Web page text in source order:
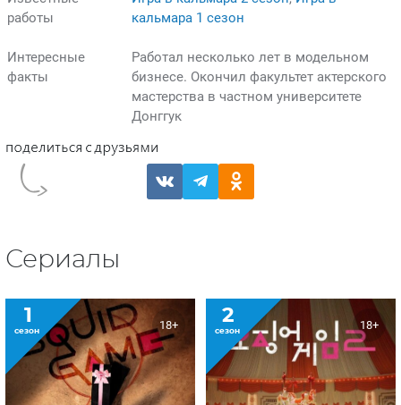
работы
кальмара 1 сезон
Интересные
факты
Работал несколько лет в модельном
бизнесе. Окончил факультет актерского
мастерства в частном университете
Донггук
Сериалы
1
сезон 18+ 2
сезон 18+